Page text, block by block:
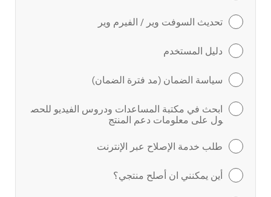
تحديث السوفت وير / الفيرم وير
دليل المستخدم
سياسة الضمان (مد فترة الضمان)
ابحث في مكتبة المساعدات ودروس الفيديو للحص
ول على معلومات دعم المنتج
طلب خدمة الإصلاح عبر الإنترنت
أين يمكنني ان أصلح منتجي؟